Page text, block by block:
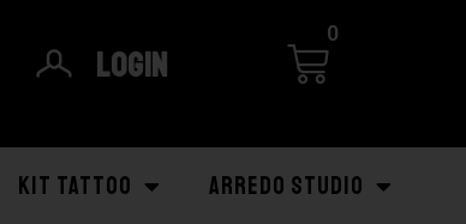
Login
0
KIT TATTOO
ARREDO STUDIO